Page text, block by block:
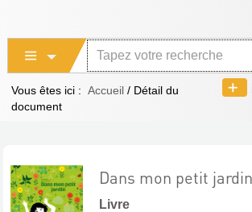
Vous êtes ici : Accueil / Détail du
document
Dans mon petit jardin
Livre